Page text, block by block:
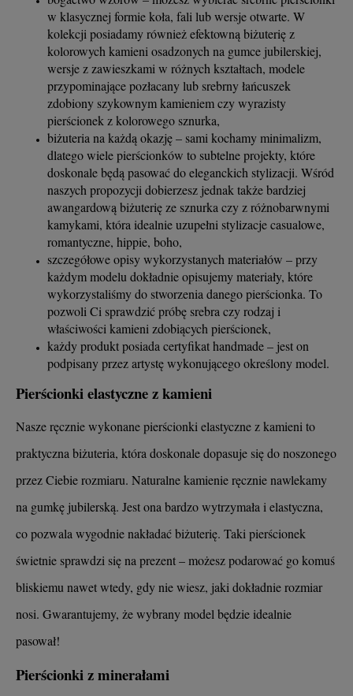
w klasycznej formie koła, fali lub wersje otwarte. W
kolekcji posiadamy również efektowną biżuterię z
kolorowych kamieni osadzonych na gumce jubilerskiej,
wersje z zawieszkami w różnych kształtach, modele
przypominające pozłacany lub srebrny łańcuszek
zdobiony szykownym kamieniem czy wyrazisty
pierścionek z kolorowego sznurka,
biżuteria na każdą okazję – sami kochamy minimalizm,
dlatego wiele pierścionków to subtelne projekty, które
doskonale będą pasować do eleganckich stylizacji. Wśród
naszych propozycji dobierzesz jednak także bardziej
awangardową biżuterię ze sznurka czy z różnobarwnymi
kamykami, która idealnie uzupełni stylizacje casualowe,
romantyczne, hippie, boho,
szczegółowe opisy wykorzystanych materiałów – przy
każdym modelu dokładnie opisujemy materiały, które
wykorzystaliśmy do stworzenia danego pierścionka. To
pozwoli Ci sprawdzić próbę srebra czy rodzaj i
właściwości kamieni zdobiących pierścionek,
każdy produkt posiada certyfikat handmade – jest on
podpisany przez artystę wykonującego określony model.
Pierścionki elastyczne z kamieni
Nasze ręcznie wykonane pierścionki elastyczne z kamieni to
praktyczna biżuteria, która doskonale dopasuje się do noszonego
przez Ciebie rozmiaru. Naturalne kamienie ręcznie nawlekamy
na gumkę jubilerską. Jest ona bardzo wytrzymała i elastyczna,
co pozwala wygodnie nakładać biżuterię. Taki pierścionek
świetnie sprawdzi się na prezent – możesz podarować go komuś
bliskiemu nawet wtedy, gdy nie wiesz, jaki dokładnie rozmiar
nosi. Gwarantujemy, że wybrany model będzie idealnie
pasował!
Pierścionki z minerałami